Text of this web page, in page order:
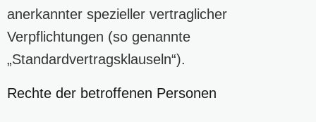
anerkannter spezieller vertraglicher
Verpflichtungen (so genannte
„Standardvertragsklauseln“).
Rechte der betroffenen Personen